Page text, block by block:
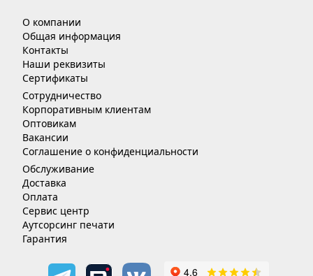
О компании
Общая информация
Контакты
Наши реквизиты
Сертификаты
Сотрудничество
Корпоративным клиентам
Оптовикам
Вакансии
Соглашение о конфиденциальности
Обслуживание
Доставка
Оплата
Сервис центр
Аутсорсинг печати
Гарантия